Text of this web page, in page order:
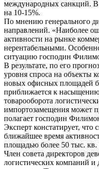
международных санкций. В
на 10-15%.
По мнению генерального
направлений. «Наиболее
активности на рынке
нерентабельными.
ситуацию господин
В результате, по его
уровня спроса на объекты
новых офисных площадей
приближается к
товарооборота
импортозамещения может
полагает господин
Эксперт констатирует,
ближайшее время
площадью более 50 тыс. кв.
Член совета директоров
логистических компаний и